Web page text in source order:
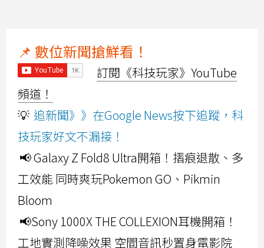
📌 數位新聞搶鮮看！
訂閱《科技玩家》YouTube
頻道！
💡 追新聞》》在Google News按下追蹤，科
技玩家好文不漏接！
📢 Galaxy Z Fold8 Ultra開箱！摺痕退散、多
工效能 同時爽玩Pokemon GO、Pikmin
Bloom
📢Sony 1000X THE COLLEXION耳機開箱！
工地實測降噪效果 空間音訊秒置身電影院